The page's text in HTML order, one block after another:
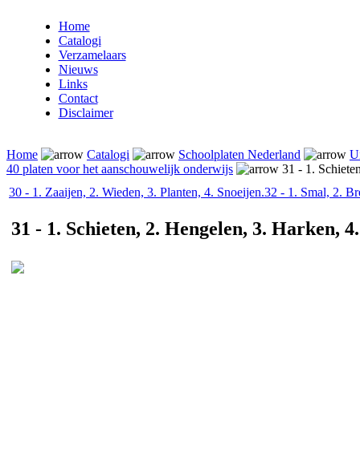
Home
Catalogi
Verzamelaars
Nieuws
Links
Contact
Disclaimer
Home Catalogi Schoolplaten Nederland
40 platen voor het aanschouwelijk onderwijs
31 - 1.
30 - 1. Zaaijen, 2. Wieden, 3. Planten, 4. Snoeijen.32 - 1. Smal, 2.
31 - 1. Schieten, 2. Hengelen, 3. Harken,